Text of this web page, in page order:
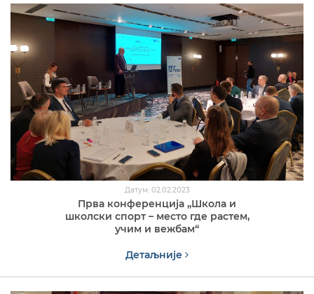
Датум: 02.02.2023
Прва конференција „Школа и
школски спорт – место где растем,
учим и вежбам“
Детаљније